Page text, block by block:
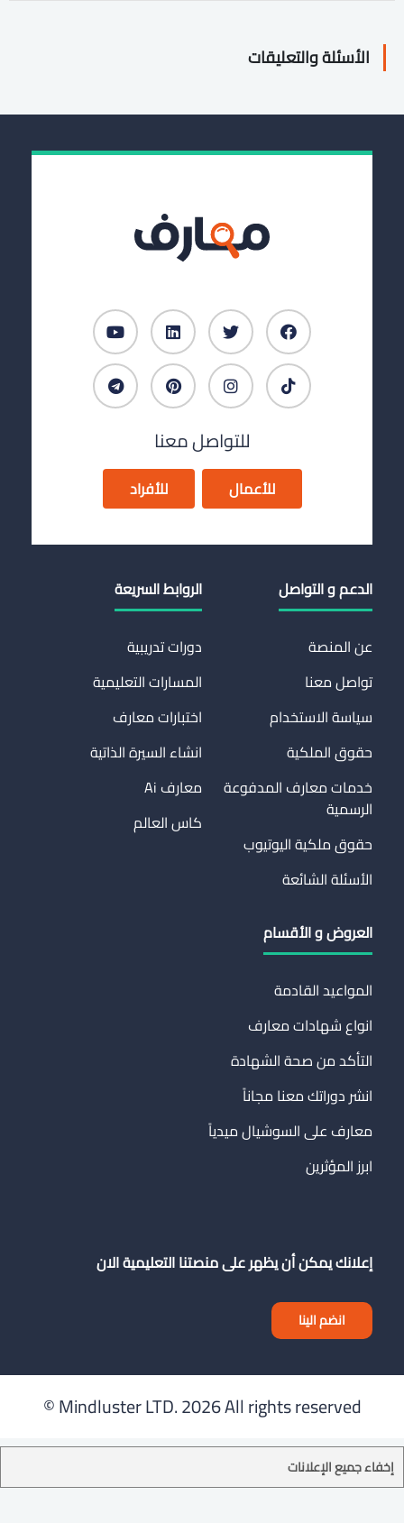
الأسئلة والتعليقات
للتواصل معنا
للأعمال للأفراد
الدعم و التواصل
عن المنصة
تواصل معنا
سياسة الاستخدام
حقوق الملكية
خدمات معارف المدفوعة
الرسمية
حقوق ملكية اليوتيوب
الأسئلة الشائعة
الروابط السريعة
دورات تدريبية
المسارات التعليمية
اختبارات معارف
انشاء السيرة الذاتية
معارف Ai
كاس العالم
العروض و الأقسام
المواعيد القادمة
انواع شهادات معارف
التأكد من صحة الشهادة
انشر دوراتك معنا مجاناً
معارف على السوشيال ميدياً
ابرز المؤثرين
إعلانك يمكن أن يظهر على منصتنا التعليمية الان
انضم الينا
Mindluster LTD.2026 All rights reserved ©
إخفاء جميع الإعلانات